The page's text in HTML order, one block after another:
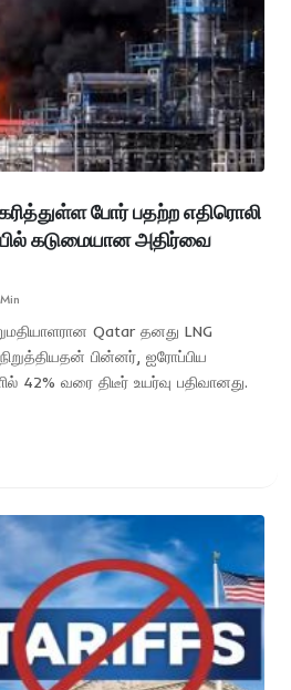
போர் பதற்ற எதிரொலி
கடுமையான அதிர்வை
Qatar தனது LNG
பின்னர், ஐரோப்பிய
42% வரை திடீர் உயர்வு பதிவானது.